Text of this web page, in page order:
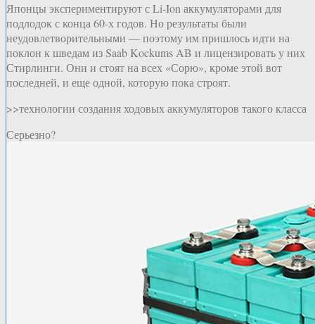
Японцы экспериментируют с Li-Ion аккумуляторами для
подлодок с конца 60-х годов. Но результаты были
неудовлетворительными — поэтому им пришлось идти на
поклон к шведам из Saab Kockums AB и лицензировать у них
Стирлинги. Они и стоят на всех «Сорю», кроме этой вот
последней, и еще одной, которую пока строят.
>>технологии создания ходовых аккумуляторов такого класса
Серьезно?